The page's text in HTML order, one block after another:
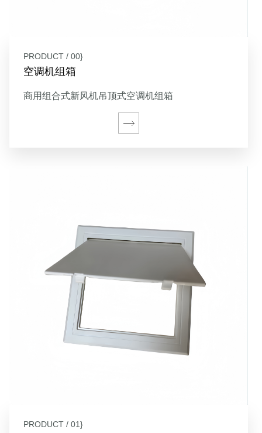
PRODUCT / 00}
空调机组箱
商用组合式新风机吊顶式空调机组箱
PRODUCT / 01}